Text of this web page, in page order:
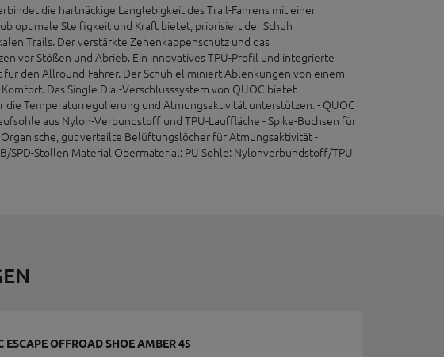
die hartnäckige Langlebigkeit des Trail-Fahrens mit einer
optimale Steifigkeit und Kraft bietet, priorisiert der Schuh
Trails. Der verstärkte Zehenkappenschutz und das
vor Stößen und Abrieb. Ein innovatives TPU-Profil und integrierte
den Allround-Fahrer. Der Schuh eliminiert Ablenkungen von einem
Das Single Dial-Verschlusssystem von QUOC bietet
Temperaturregulierung und Atmungsaktivität unterstützen. - QUOC
aus Nylon-Verbundstoff und TPU-Lauffläche - Spike-Buchsen für
gut verteilte Belüftungslöcher für Atmungsaktivität -
Stollen Material Obermaterial: PU Sohle: Nylonverbundstoff/TPU
ESCAPE OFFROAD SHOE AMBER 45